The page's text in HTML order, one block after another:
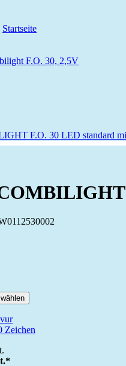
Startseite
F.O. 30, 2,5V
Zeichen